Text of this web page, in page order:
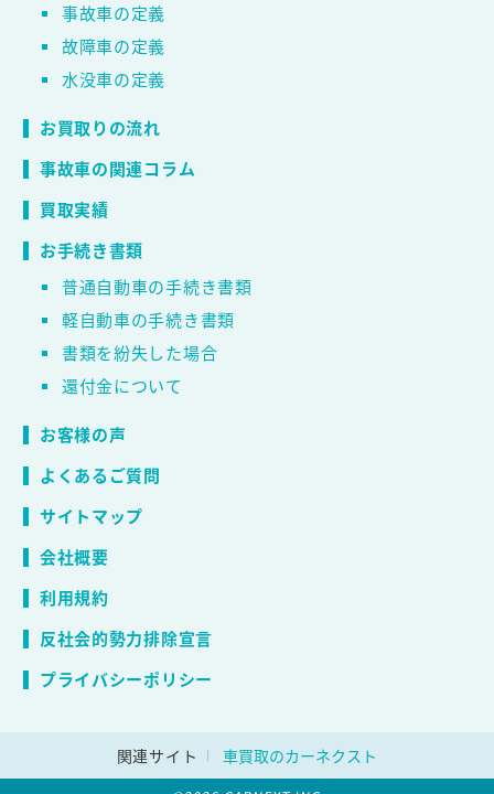
事故車の定義
故障車の定義
水没車の定義
お買取りの流れ
事故車の関連コラム
買取実績
お手続き書類
普通自動車の手続き書類
軽自動車の手続き書類
書類を紛失した場合
還付金について
お客様の声
よくあるご質問
サイトマップ
会社概要
利用規約
反社会的勢力排除宣言
プライバシーポリシー
関連サイト 車買取のカーネクスト